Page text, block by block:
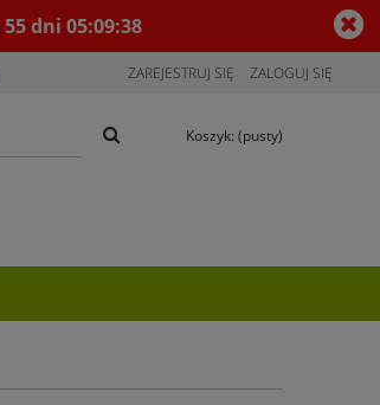
55dni05:09:37
ZAREJESTRUJ SIĘ ZALOGUJ SIĘ
Koszyk: (pusty)